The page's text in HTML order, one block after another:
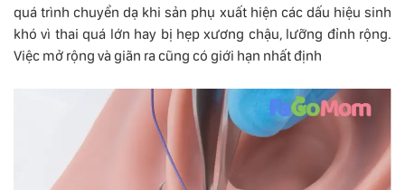
quá trình chuyển dạ khi sản phụ xuất hiện các dấu hiệu sinh
khó vì thai quá lớn hay bị hẹp xương chậu, lưỡng đỉnh rộng.
Việc mở rộng và giãn ra cũng có giới hạn nhất định